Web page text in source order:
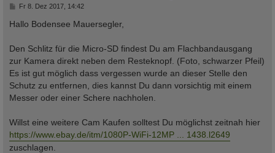
B
i
t
g
Fr 8. Dez 2017, 14:42
Hallo Bodensee Mauersegler,
Den Schlitz für die Micro-SD findest Du am Flachbandausgang
zur Kamera direkt neben dem Resteknopf. (Foto, schwarzer Pfeil)
Es ist gut möglich dass vergessen wurde an dieser Stelle den
Schutz zu entfernen, dies kannst Du dann vorsichtig mit einem
Messer oder einer Schere nachholen.
Willst eine weitere Cam Kaufen solltest Du möglichst zeitnah hier
https://www.ebay.de/itm/1080P-WiFi-12MP ... 1438.l2649
zuschlagen.